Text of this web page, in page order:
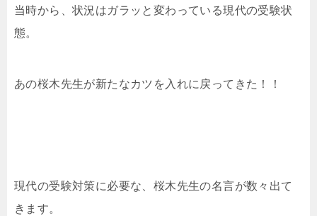
当時から、状況はガラッと変わっている現代の受験状
態。
あの桜木先生が新たなカツを入れに戻ってきた！！
現代の受験対策に必要な、桜木先生の名言が数々出て
きます。